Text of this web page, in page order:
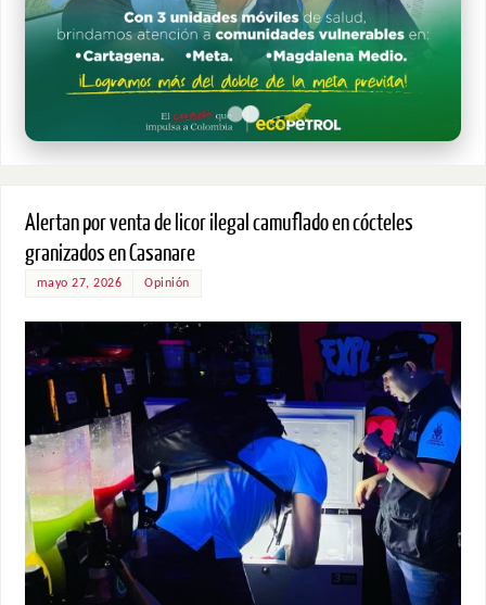
Alertan por venta de licor ilegal camuflado en cócteles
granizados en Casanare
mayo 27, 2026 Opinión